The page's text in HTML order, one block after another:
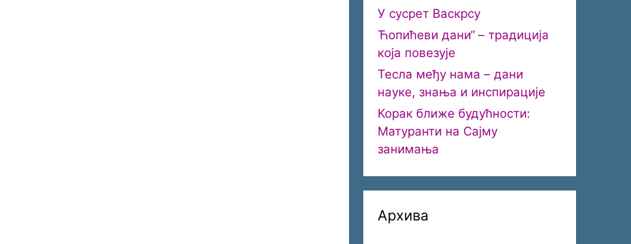
У сусрет Васкрсу
Ћопићеви дани“ – традиција
која повезује
Тесла међу нама – дани
науке, знања и инспирације
Корак ближе будућности:
Матуранти на Сајму
занимања
Архива